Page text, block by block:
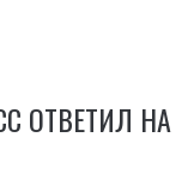
ОТВЕТИЛ НА